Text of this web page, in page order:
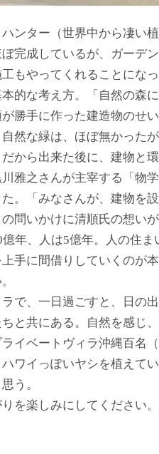
ンター（世界中から凄い
完成しているが、ガーデ
もやってくれることにな
的な考え方。「自然の森に
勝手に作った建造物のせ
然な緑は、ほぼ無かった
から出来た後に、建物と
雅之さんが主宰する「物
。「みなさんが、建物を
問いかけに清順氏の想い
年、人は5億年。人の住
手に間借りしていくのが
で、一日過ごすと、日の
と共にある。自然を感じ、
イベートヴィラ沖縄百名
ワイっぽいヤシを植えて
う。
を楽しみにしてください。